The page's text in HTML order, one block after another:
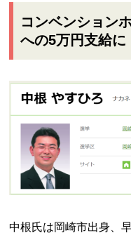
コンベンション
への5万円支給に
中根氏は岡崎市出身、